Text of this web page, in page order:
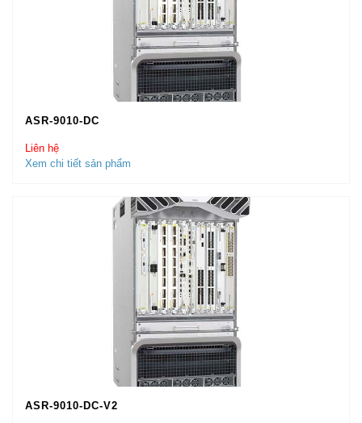
ASR-9010-DC
Liên hệ
Xem chi tiết sản phẩm
ASR-9010-DC-V2